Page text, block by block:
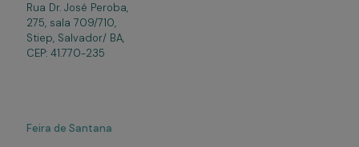
Rua Dr. José Peroba,
275, sala 709/710,
Stiep, Salvador/ BA,
CEP: 41.770-235
Feira de Santana